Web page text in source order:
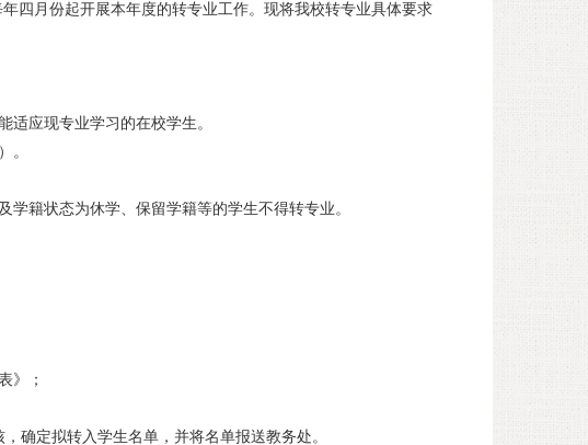
四月份起开展本年度的转专业工作。现将我校转专业具体要求
应现专业学习的在校学生。
。
籍状态为休学、保留学籍等的学生不得转专业。
》；
确定拟转入学生名单，并将名单报送教务处。